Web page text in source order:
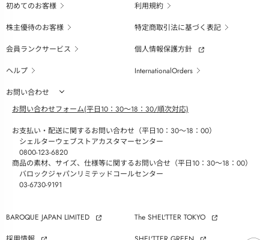
初めてのお客様
利用規約
株主優待のお客様
特定商取引法に基づく表記
会員ランクサービス
個人情報保護方針
ヘルプ
InternationalOrders
お問い合わせ
お問い合わせフォーム(平日10：30～18：30/順次対応)
お支払い・配送に関するお問い合わせ（平日10：30～18：00）
シェルターウェブストアカスタマーセンター
0800-123-6820
商品の素材、サイズ、仕様等に関するお問い合せ（平日10：30～18：00）
バロックジャパンリミテッドコールセンター
03-6730-9191
BAROQUE JAPAN LIMITED
The SHEL'TTER TOKYO